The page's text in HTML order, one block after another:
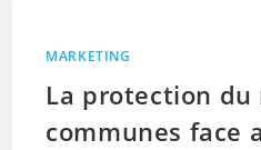
MARKETING
La protection du
communes face